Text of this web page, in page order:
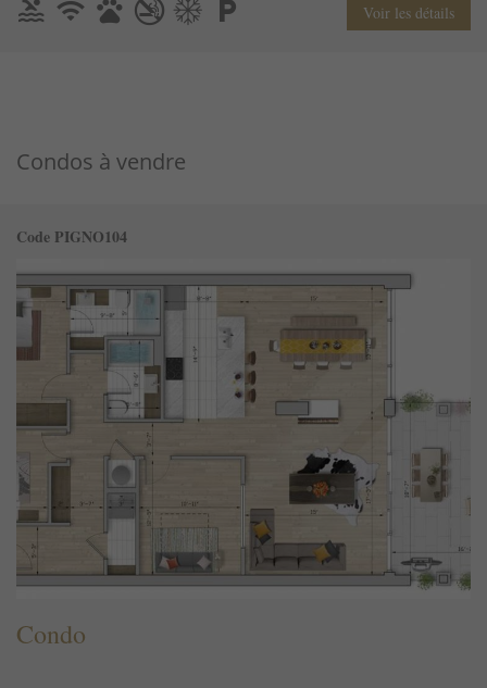
Voir les détails
Condos à vendre
Code PIGNO104
Condo